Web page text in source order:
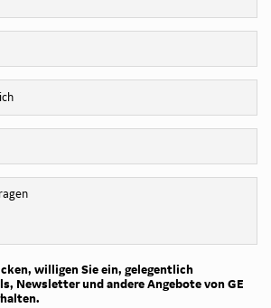
willigen Sie ein, gelegentlich
Newsletter und andere Angebote von GE